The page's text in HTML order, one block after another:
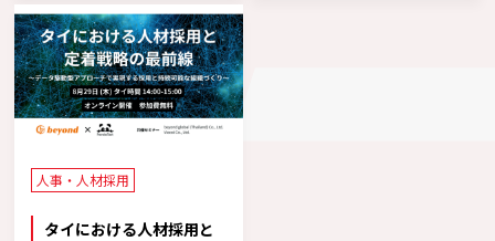
人事・人材採用
タイにおける人材採用と